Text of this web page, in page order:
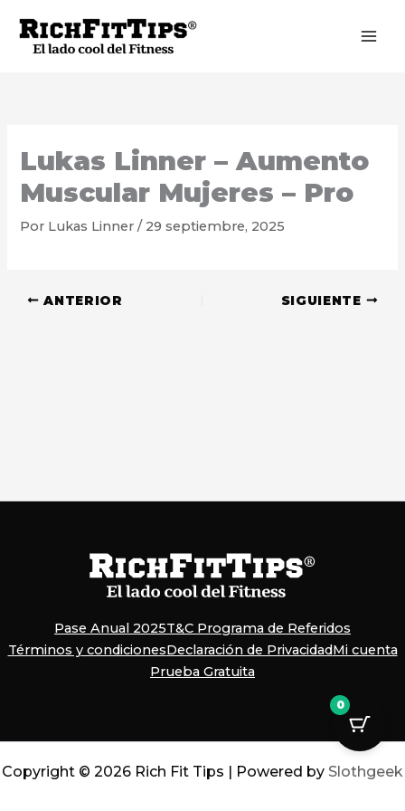
contenido
Lukas Linner – Aumento
Muscular Mujeres – Pro
Por Lukas Linner/ 29 septiembre, 2025
ANTERIOR SIGUIENTE
Pase Anual 2025T&C Programa de Referidos
Términos y condicionesDeclaración de PrivacidadMi cuenta
Prueba Gratuita
Copyright © 2026 Rich Fit Tips | Powered by Slothgeek
0